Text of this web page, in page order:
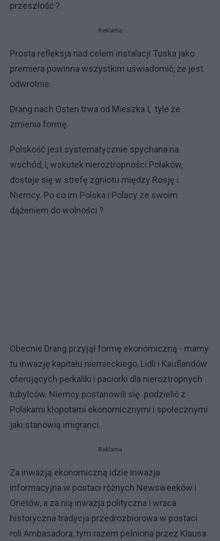
przeszłość ?
Reklama
Prosta refleksja nad celem instalacji Tuska jako
premiera powinna wszystkim uświadomić, że jest
odwrotnie.
Drang nach Osten trwa od Mieszka I, tyle że
zmienia formę.
Polskość jest systematycznie spychana na
wschód, i, wskutek nieroztropności Polaków,
dostaje się w strefę zgniotu między Rosję i
Niemcy. Po co im Polska i Polacy ze swoim
dążeniem do wolności ?
Obecnie Drang przyjął formę ekonomiczną - mamy
tu inwazję kapitału niemieckiego, Lidli i Kauflandów
oferujących perkaliki i paciorki dla nieroztropnych
tubylców. Niemcy postanowili się podzielić z
Polakami kłopotami ekonomicznymi i społecznymi
jaki stanowią imigranci.
Reklama
Za inwazją ekonomiczną idzie inwazja
informacyjna w postaci różnych Newsweeków i
Onetów, a za nią inwazja polityczna i wraca
historyczna tradycja przedrozbiorowa w postaci
roli Ambasadora, tym razem pełniona przez Klausa